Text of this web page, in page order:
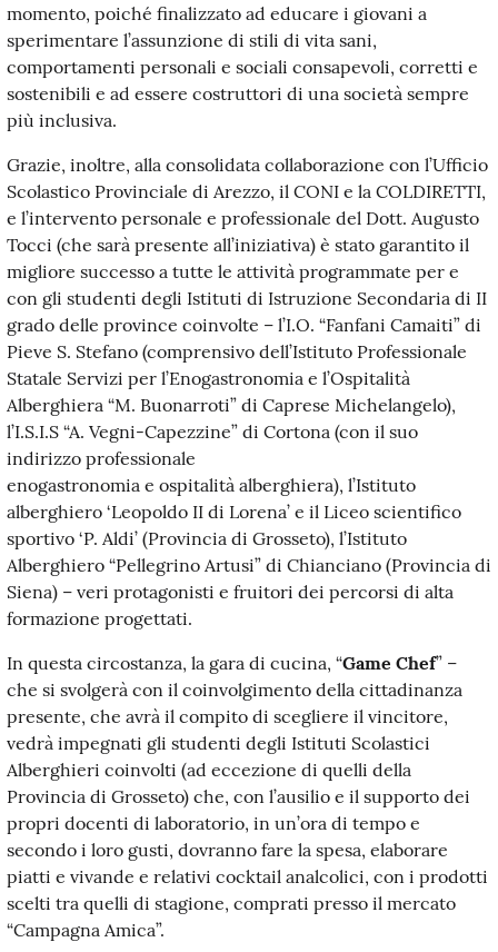
momento, poiché finalizzato ad educare i giovani a
sperimentare l’assunzione di stili di vita sani,
comportamenti personali e sociali consapevoli, corretti e
sostenibili e ad essere costruttori di una società sempre
più inclusiva.
Grazie, inoltre, alla consolidata collaborazione con l’Ufficio
Scolastico Provinciale di Arezzo, il CONI e la COLDIRETTI,
e l’intervento personale e professionale del Dott. Augusto
Tocci (che sarà presente all’iniziativa) è stato garantito il
migliore successo a tutte le attività programmate per e
con gli studenti degli Istituti di Istruzione Secondaria di II
grado delle province coinvolte – l’I.O. “Fanfani Camaiti” di
Pieve S. Stefano (comprensivo dell’Istituto Professionale
Statale Servizi per l’Enogastronomia e l’Ospitalità
Alberghiera “M. Buonarroti” di Caprese Michelangelo),
l’I.S.I.S “A. Vegni-Capezzine” di Cortona (con il suo
indirizzo professionale
enogastronomia e ospitalità alberghiera), l’Istituto
alberghiero ‘Leopoldo II di Lorena’ e il Liceo scientifico
sportivo ‘P. Aldi’ (Provincia di Grosseto), l’Istituto
Alberghiero “Pellegrino Artusi” di Chianciano (Provincia di
Siena) – veri protagonisti e fruitori dei percorsi di alta
formazione progettati.
In questa circostanza, la gara di cucina, “Game Chef” –
che si svolgerà con il coinvolgimento della cittadinanza
presente, che avrà il compito di scegliere il vincitore,
vedrà impegnati gli studenti degli Istituti Scolastici
Alberghieri coinvolti (ad eccezione di quelli della
Provincia di Grosseto) che, con l’ausilio e il supporto dei
propri docenti di laboratorio, in un’ora di tempo e
secondo i loro gusti, dovranno fare la spesa, elaborare
piatti e vivande e relativi cocktail analcolici, con i prodotti
scelti tra quelli di stagione, comprati presso il mercato
“Campagna Amica”.